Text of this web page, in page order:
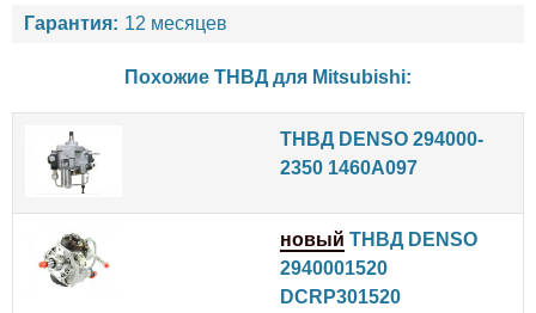
Гарантия: 12 месяцев
Похожие ТНВД для Mitsubishi:
ТНВД DENSO 294000-
2350 1460A097
новый ТНВД DENSO
2940001520
DCRP301520